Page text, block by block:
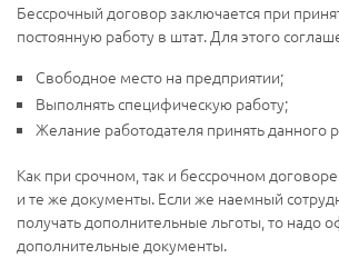
Бессрочный договор заключается при
постоянную работу в штат. Для этого
Свободное место на предприятии;
Выполнять специфическую работу;
Желание работодателя принять данного
Как при срочном, так и бессрочном
и те же документы. Если же наемный
получать дополнительные льготы, то надо
дополнительные документы.